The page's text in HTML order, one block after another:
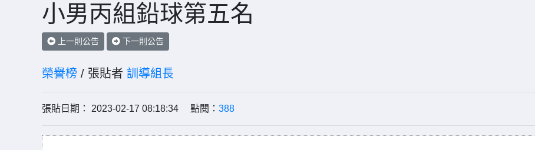
小男丙組鉛球第五名
上一則公告 下一則公告
榮譽榜 / 張貼者 訓導組長
張貼日期： 2023-02-17 08:18:34 點閱： 388